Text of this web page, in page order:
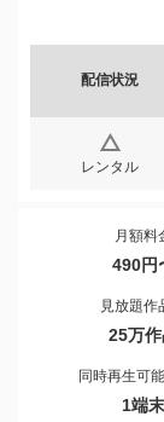
配信状況
レンタル
月額料
490円
見放題作
25万
同時再生可
1端末